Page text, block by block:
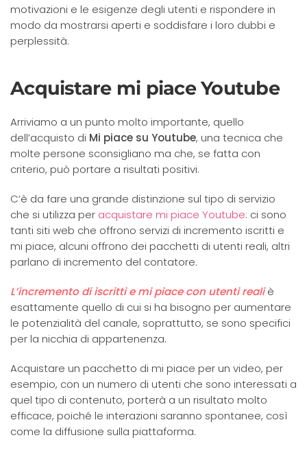
motivazioni e le esigenze degli utenti e rispondere in
modo da mostrarsi aperti e soddisfare i loro dubbi e
perplessità.
Acquistare mi piace Youtube
Arriviamo a un punto molto importante, quello
dell’acquisto di Mi piace su Youtube, una tecnica che
molte persone sconsigliano ma che, se fatta con
criterio, può portare a risultati positivi.
C’è da fare una grande distinzione sul tipo di servizio
che si utilizza per acquistare mi piace Youtube: ci sono
tanti siti web che offrono servizi di incremento iscritti e
mi piace, alcuni offrono dei pacchetti di utenti reali, altri
parlano di incremento del contatore.
L’incremento di iscritti e mi piace con utenti realiè
esattamente quello di cui si ha bisogno per aumentare
le potenzialità del canale, soprattutto, se sono specifici
per la nicchia di appartenenza.
Acquistare un pacchetto di mi piace per un video, per
esempio, con un numero di utenti che sono interessati a
quel tipo di contenuto, porterà a un risultato molto
efficace, poiché le interazioni saranno spontanee, così
come la diffusione sulla piattaforma.